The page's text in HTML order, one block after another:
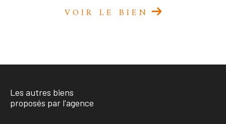
VOIR LE BIEN
Les autres biens
proposés par l'agence